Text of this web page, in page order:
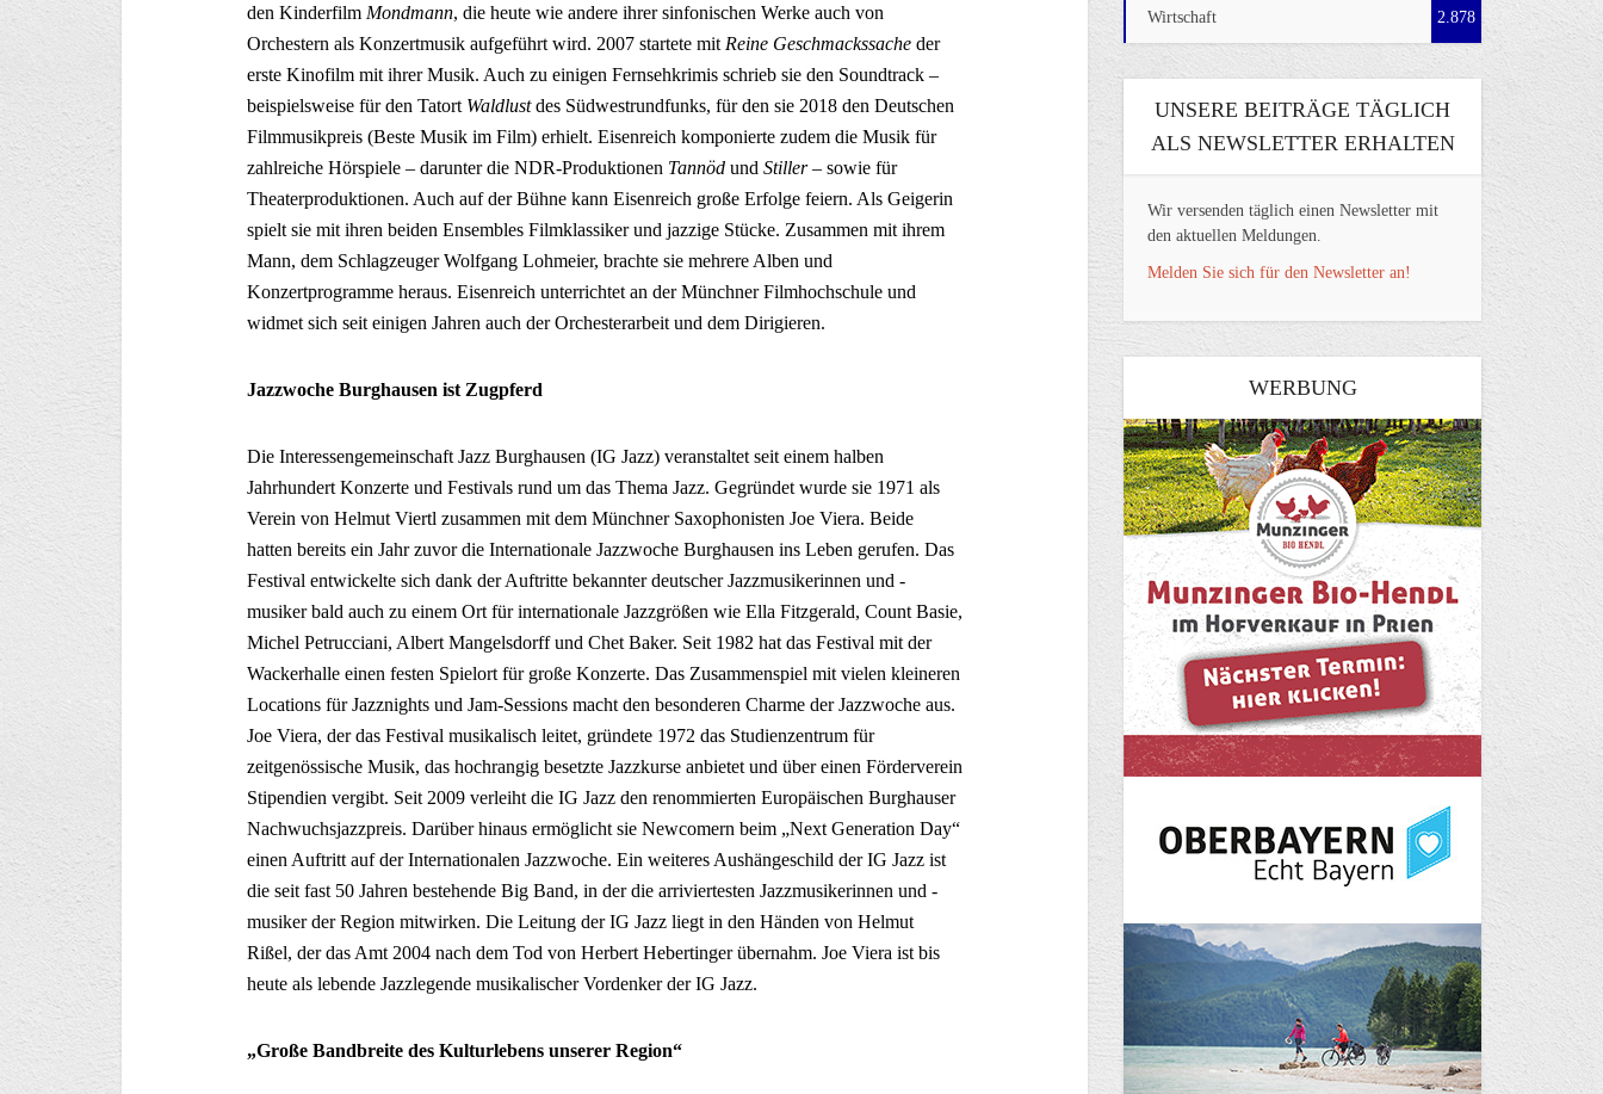
den Kinderfilm Mondmann, die heute wie andere ihrer sinfonischen Werke auch von
Orchestern als Konzertmusik aufgeführt wird. 2007 startete mit Reine Geschmackssache der
erste Kinofilm mit ihrer Musik. Auch zu einigen Fernsehkrimis schrieb sie den Soundtrack –
beispielsweise für den Tatort Waldlustdes Südwestrundfunks, für den sie 2018 den Deutschen
Filmmusikpreis (Beste Musik im Film) erhielt. ­Eisenreich komponierte zudem die Musik für
zahlreiche Hörspiele – darunter die NDR-Produktionen Tannöd und Stiller– sowie für
Theaterproduktionen. Auch auf der Bühne kann Eisenreich große Erfolge feiern. Als Geigerin
spielt sie mit ihren beiden Ensembles Filmklassiker und jazzige Stücke. Zusammen mit ihrem
Mann, dem Schlagzeuger Wolfgang Lohmeier, brachte sie mehrere Alben und
Konzertprogramme heraus. Eisenreich unterrichtet an der Münchner Filmhochschule und
widmet sich seit einigen Jahren auch der Orchesterarbeit und dem Dirigieren.
Jazzwoche Burghausen ist Zugpferd
Die Interessengemeinschaft Jazz Burghausen (IG Jazz) veranstaltet seit einem halben
Jahrhundert Konzerte und Festivals rund um das Thema Jazz. Gegründet wurde sie 1971 als
Verein von Helmut Viertl zusammen mit dem Münchner Saxophonisten Joe Viera. Beide
hatten bereits ein Jahr zuvor die Internationale Jazzwoche Burghausen ins Leben gerufen. Das
Festival entwickelte sich dank der Auftritte bekannter deutscher Jazzmusikerinnen und -
musiker bald auch zu einem Ort für internationale Jazzgrößen wie Ella Fitzgerald, Count Basie,
Michel Petrucciani, Albert Mangelsdorff und Chet Baker. Seit 1982 hat das Festival mit der
Wackerhalle einen festen Spielort für große Konzerte. Das Zusammenspiel mit vielen kleineren
Locations für Jazznights und Jam-Sessions macht den besonderen Charme der Jazzwoche aus.
Joe Viera, der das Festival musikalisch leitet, gründete 1972 das Studienzentrum für
zeitgenössische Musik, das hochrangig besetzte Jazzkurse anbietet und über einen Förderverein
Stipendien vergibt. Seit 2009 verleiht die IG Jazz den renommierten Europäischen Burghauser
Nachwuchsjazzpreis. Darüber hinaus ermöglicht sie Newcomern beim „Next Generation Day“
einen Auftritt auf der Internationalen Jazzwoche. Ein weiteres Aushängeschild der IG Jazz ist
die seit fast 50 Jahren bestehende Big Band, in der die arriviertesten Jazzmusikerinnen und -
musiker der Region mitwirken. Die Leitung der IG Jazz liegt in den Händen von Helmut
Rißel, der das Amt 2004 nach dem Tod von Herbert Hebertinger übernahm. Joe Viera ist bis
heute als lebende Jazzlegende musikalischer Vordenker der IG Jazz.
„Große Bandbreite des Kulturlebens unserer Region“
Wirtschaft 2.878
UNSERE BEITRÄGE TÄGLICH
ALS NEWSLETTER ERHALTEN
Wir versenden täglich einen Newsletter mit
den aktuellen Meldungen.
Melden Sie sich für den Newsletter an!
WERBUNG